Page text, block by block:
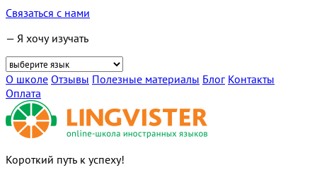
Связаться с нами
— Я хочу изучать
О школе Отзывы Полезные материалы Блог Контакты
Оплата
Короткий путь к успеху!